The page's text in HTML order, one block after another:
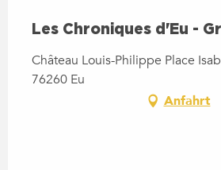
Les Chroniques d'Eu -
Château Louis-Philippe Place
76260 Eu
Anfahrt